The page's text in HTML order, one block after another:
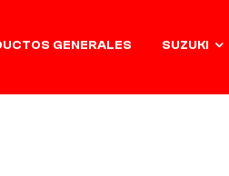
GENERALES SUZUKI